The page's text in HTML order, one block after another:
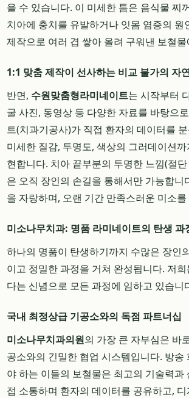
을 수 있습니다. 이 미세한 틈은 음식물 찌
치아에 충치를 유발하거나 잇몸 염증의
제작으로 여러 겹 쌓아 올려 구워낸 보철
1:1 맞춤 제작이 선사하는 비교 불가의 자
반면, 수원맞춤형라미네이트는 시작부터
굴 사진, 동영상 등 다양한 자료를 바탕으
트(치과기공사)가 직접 환자의 데이터를
미세한 질감, 투명도, 색상의 그러데이션
현합니다. 치아 끝부분의 투명한 느낌(절
은 오직 장인의 손길을 통해서만 가능합
을 자랑하며, 오랜 기간 만족스러운 미소
미소나무치과: 명품 라미네이트의 탄생 과
하나의 명품이 탄생하기까지 수많은 장인
이고 정밀한 과정을 거쳐 완성됩니다. 저
다는 신념으로 모든 과정에 임하고 있습니
국내 최정상급 기공소와의 독점 파트너십
미소나무치과의원의 가장 큰 자부심은 바
공소와의 긴밀한 협업 시스템입니다. 방
야 하는 이들의 보철물은 최고의 기술력
접 소통하며 환자의 데이터를 공유하고,